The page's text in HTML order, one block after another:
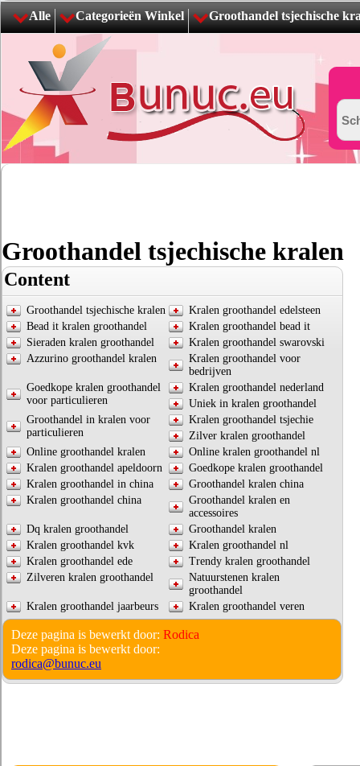
Alle Categorieën Winkel Groothandel tsjechische
Groothandel tsjechische kralen
Content
Groothandel tsjechische kralen
Kralen groothandel edelsteen
Bead it kralen groothandel
Kralen groothandel bead it
Sieraden kralen groothandel
Kralen groothandel swarovski
Azzurino groothandel kralen
Kralen groothandel voor
bedrijven
Goedkope kralen groothandel
voor particulieren
Kralen groothandel nederland
Uniek in kralen groothandel
Groothandel in kralen voor
particulieren
Kralen groothandel tsjechie
Zilver kralen groothandel
Online groothandel kralen
Online kralen groothandel nl
Kralen groothandel apeldoorn
Goedkope kralen groothandel
Kralen groothandel in china
Groothandel kralen china
Kralen groothandel china
Groothandel kralen en
accessoires
Dq kralen groothandel
Groothandel kralen
Kralen groothandel kvk
Kralen groothandel nl
Kralen groothandel ede
Trendy kralen groothandel
Zilveren kralen groothandel
Natuurstenen kralen
groothandel
Kralen groothandel jaarbeurs
Kralen groothandel veren
Deze pagina is bewerkt door: Rodica
Deze pagina is bewerkt door:
rodica@bunuc.eu